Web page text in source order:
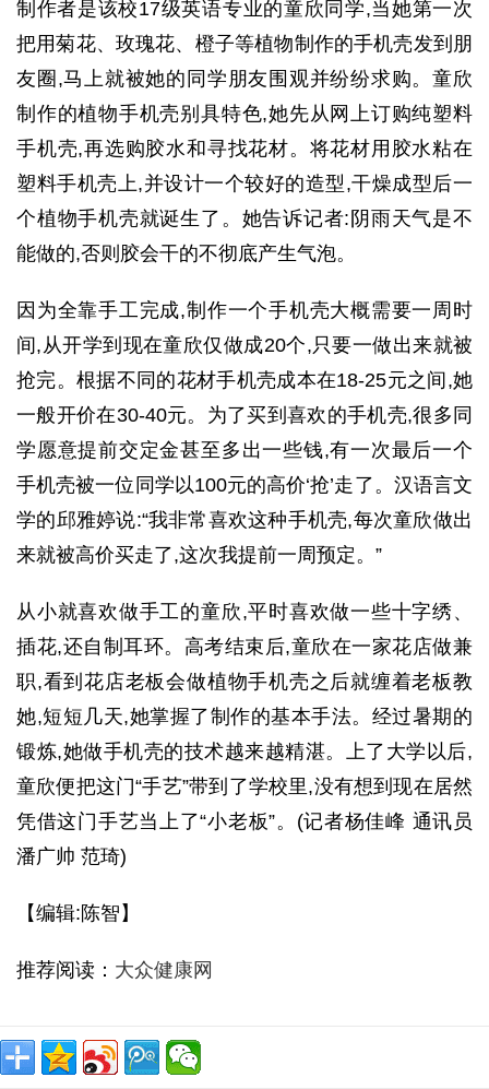
制作者是该校17级英语专业的童欣同学,当她第一次
把用菊花、玫瑰花、橙子等植物制作的手机壳发到朋
友圈,马上就被她的同学朋友围观并纷纷求购。童欣
制作的植物手机壳别具特色,她先从网上订购纯塑料
手机壳,再选购胶水和寻找花材。将花材用胶水粘在
塑料手机壳上,并设计一个较好的造型,干燥成型后一
个植物手机壳就诞生了。她告诉记者:阴雨天气是不
能做的,否则胶会干的不彻底产生气泡。
因为全靠手工完成,制作一个手机壳大概需要一周时
间,从开学到现在童欣仅做成20个,只要一做出来就被
抢完。根据不同的花材手机壳成本在18-25元之间,她
一般开价在30-40元。为了买到喜欢的手机壳,很多同
学愿意提前交定金甚至多出一些钱,有一次最后一个
手机壳被一位同学以100元的高价‘抢’走了。汉语言文
学的邱雅婷说:“我非常喜欢这种手机壳,每次童欣做出
来就被高价买走了,这次我提前一周预定。”
从小就喜欢做手工的童欣,平时喜欢做一些十字绣、
插花,还自制耳环。高考结束后,童欣在一家花店做兼
职,看到花店老板会做植物手机壳之后就缠着老板教
她,短短几天,她掌握了制作的基本手法。经过暑期的
锻炼,她做手机壳的技术越来越精湛。上了大学以后,
童欣便把这门“手艺”带到了学校里,没有想到现在居然
凭借这门手艺当上了“小老板”。(记者杨佳峰 通讯员
潘广帅 范琦)
【编辑:陈智】
推荐阅读： 大众健康网